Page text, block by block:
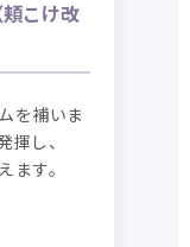
こけ改
を補いま
揮し、
ます。